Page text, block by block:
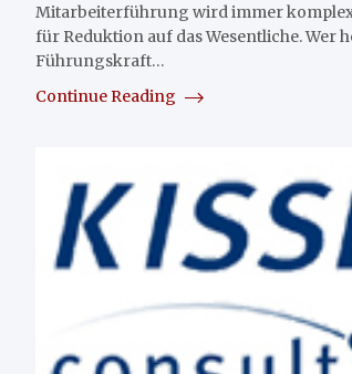
Mitarbeiterführung wird immer
für Reduktion auf das Wesentliche. Wer
Führungskraft…
Continue Reading